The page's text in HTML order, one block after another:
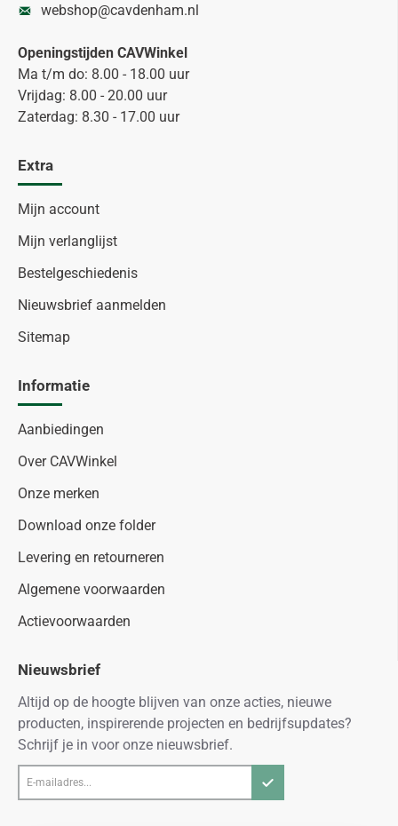
webshop@cavdenham.nl
Openingstijden CAVWinkel
Ma t/m do: 8.00 - 18.00 uur
Vrijdag: 8.00 - 20.00 uur
Zaterdag: 8.30 - 17.00 uur
Extra
Mijn account
Mijn verlanglijst
Bestelgeschiedenis
Nieuwsbrief aanmelden
Sitemap
Informatie
Aanbiedingen
Over CAVWinkel
Onze merken
Download onze folder
Levering en retourneren
Algemene voorwaarden
Actievoorwaarden
Nieuwsbrief
Altijd op de hoogte blijven van onze acties, nieuwe
producten, inspirerende projecten en bedrijfsupdates?
Schrijf je in voor onze nieuwsbrief.
mailadres...